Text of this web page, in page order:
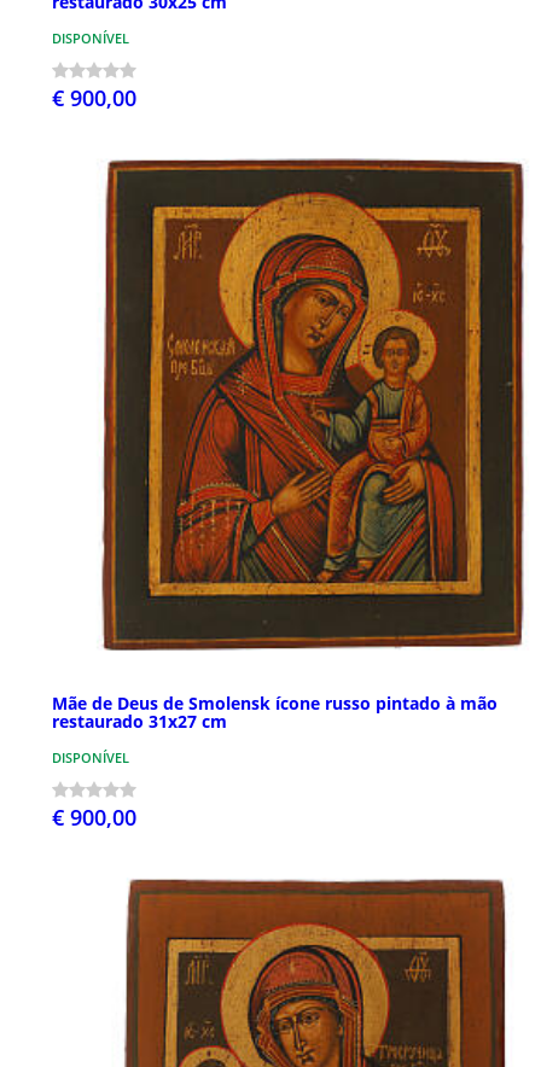
DISPONÍVEL
€ 900,00
Mãe de Deus de Smolensk ícone russo pintado à mão
restaurado 31x27 cm
DISPONÍVEL
€ 900,00